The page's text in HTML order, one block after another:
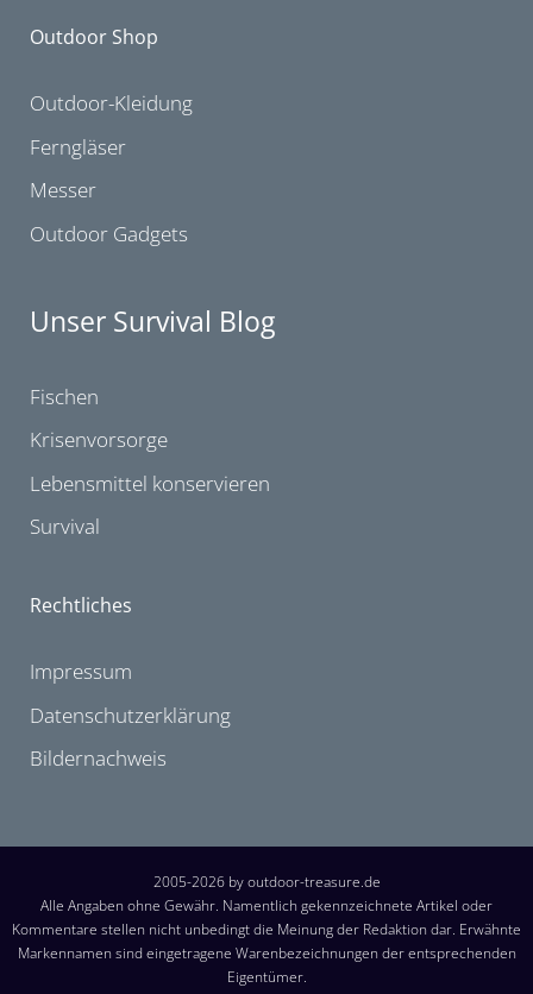
Outdoor Shop
Outdoor-Kleidung
Ferngläser
Messer
Outdoor Gadgets
Unser Survival Blog
Fischen
Krisenvorsorge
Lebensmittel konservieren
Survival
Rechtliches
Impressum
Datenschutzerklärung
Bildernachweis
2005-2026 by outdoor-treasure.de
Alle Angaben ohne Gewähr. Namentlich gekennzeichnete Artikel oder
Kommentare stellen nicht unbedingt die Meinung der Redaktion dar. Erwähnte
Markennamen sind eingetragene Warenbezeichnungen der entsprechenden
Eigentümer.